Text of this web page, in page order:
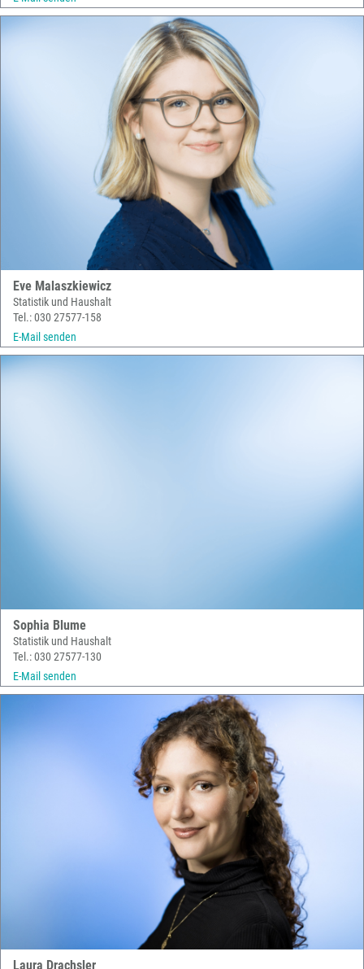
Eve Malaszkiewicz
Statistik und Haushalt
Tel.: 030 27577-158
E-Mail senden
Sophia Blume
Statistik und Haushalt
Tel.: 030 27577-130
E-Mail senden
Laura Drachsler